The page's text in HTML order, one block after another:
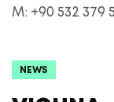
M: +90 532 379
NEWS